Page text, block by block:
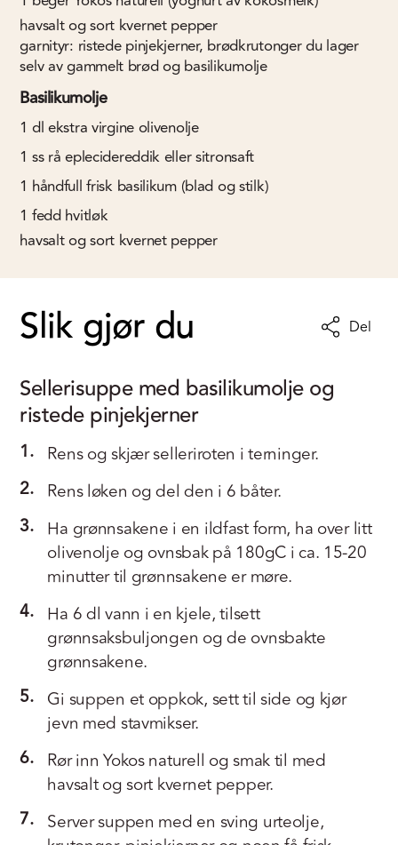
havsalt og sort kvernet pepper
garnityr: ristede pinjekjerner, brødkrutonger du lager
selv av gammelt brød og basilikumolje
Basilikumolje
1 dlekstra virgine olivenolje
1 ss rå eplecidereddik eller sitronsaft
1 håndfull frisk basilikum (blad og stilk)
1 fedd hvitløk
havsalt og sort kvernet pepper
Slik gjør du Del
Sellerisuppe med basilikumolje og
ristede pinjekjerner
1. Rens og skjær selleriroten i terninger.
2. Rens løken og del den i 6 båter.
3. Ha grønnsakene i en ildfast form, ha over litt
olivenolje og ovnsbak på 180gC i ca. 15-20
minutter til grønnsakene er møre.
4. Ha 6 dl vann i en kjele, tilsett
grønnsaksbuljongen og de ovnsbakte
grønnsakene.
5. Gi suppen et oppkok, sett til side og kjør
jevn med stavmikser.
6. Rør inn Yokos naturell og smak til med
havsalt og sort kvernet pepper.
7. Server suppen med en sving urteolje,